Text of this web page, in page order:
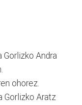
Andra
ohorez.
Gorlizko Aratz